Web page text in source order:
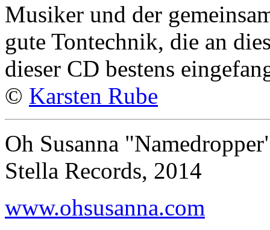
Musiker und der
gute Tontechnik, die an
dieser CD bestens
© Karsten Rube
Oh Susanna
Stella Records, 2014
www.ohsusanna.com